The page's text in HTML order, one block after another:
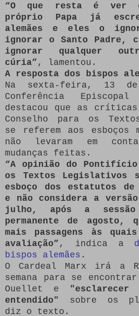
“O que resta é ver
próprio Papa já
alemães e eles o
ignorar o Santo Padre,
ignorar qualquer
cúria” , lamentou.
A resposta dos bispos
Na sexta-feira, 13
Conferência Episcopal
destacou que as
Conselho para os
se referem aos esboços
não levaram em
mudanças feitas.
“A opinião do Pontifício
os Textos Legislativos
esboço dos estatutos de
e não considera a
julho, após a sessão
permanente de agosto,
mais passagens às
avaliação” , indica a
bispos alemães .
O Cardeal Marx irá a
semana para se
Ouellet e
"esclarecer
entendido" sobre os
diz o texto.